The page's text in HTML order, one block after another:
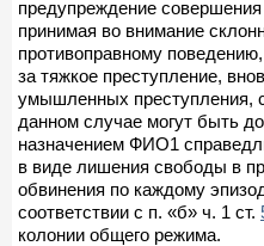
предупреждение
принимая во внимание
противоправному
за тяжкое преступление,
умышленных преступления,
данном случае могут быть
назначением ФИО1
в виде лишения свободы в
обвинения по каждому
соответствии с п. «б» ч. 1 ст.
колонии общего режима.